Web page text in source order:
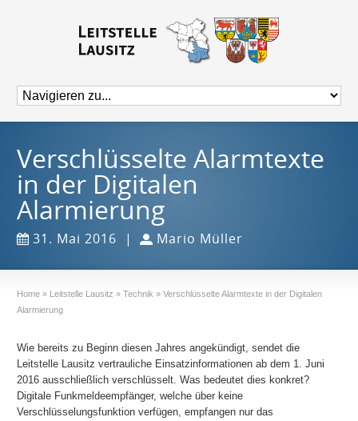
Verschlüsselte Alarmtexte
in der Digitalen
Alarmierung
31. Mai 2016 | Mario Müller
Home » Leitstelle Lausitz » Technik » Verschlüsselte Alarmtexte in der Digitalen
Alarmierung
Wie bereits zu Beginn diesen Jahres angekündigt, sendet die
Leitstelle Lausitz vertrauliche Einsatzinformationen ab dem 1. Juni
2016 ausschließlich verschlüsselt. Was bedeutet dies konkret?
Digitale Funkmeldeempfänger, welche über keine
Verschlüsselungsfunktion verfügen, empfangen nur das